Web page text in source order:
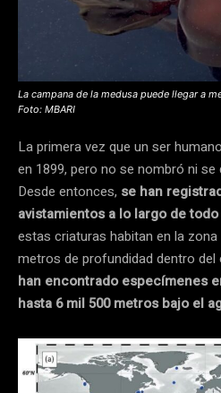
La campana de la medusa puede llegar a
Foto: MBARI
La primera vez que un ser
en 1899, pero no se nombró ni
Desde entonces, se han
avistamientos a lo largo de
estas criaturas habitan en la
metros de profundidad dentro del
han encontrado especímenes
hasta 6 mil 500 metros bajo el